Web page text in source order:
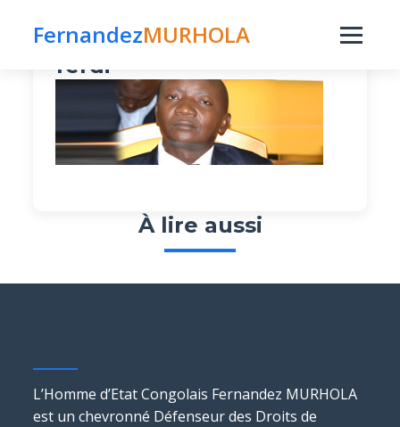
FernandezMURHOLA
Publié le 12 octobre 2015 par fmurhola dans
ferdi
À lire aussi
L’Homme d’Etat Congolais Fernandez MURHOLA
est un chevronné Défenseur des Droits de